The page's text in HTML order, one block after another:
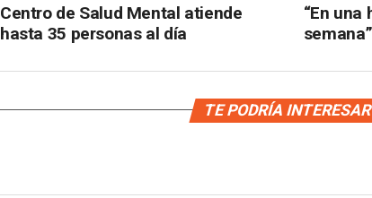
“En una
Centro de Salud Mental atiende
hasta 35 personas al día
TE PODRÍA INTERESAR